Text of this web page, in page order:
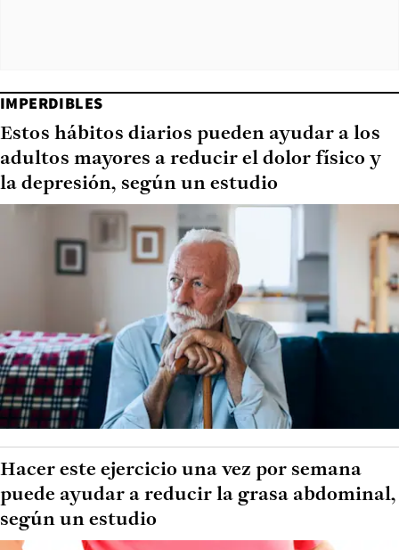
IMPERDIBLES
Estos hábitos diarios pueden ayudar a los
adultos mayores a reducir el dolor físico y
la depresión, según un estudio
Hacer este ejercicio una vez por semana
puede ayudar a reducir la grasa abdominal,
según un estudio